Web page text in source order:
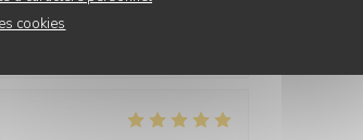
cookies
5/5 Cuisine